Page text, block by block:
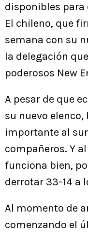
disponibles para
El chileno, que
semana con su
la delegación
poderosos New
A pesar de que
su nuevo
importante al
compañeros. Y
funciona bien,
derrotar 33-14 a
Al momento de
comenzando el